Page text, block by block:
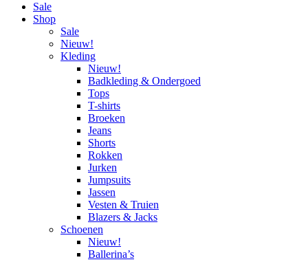
Sale
Shop
Sale
Nieuw!
Kleding
Nieuw!
Badkleding & Ondergoed
Tops
T-shirts
Broeken
Jeans
Shorts
Rokken
Jurken
Jumpsuits
Jassen
Vesten & Truien
Blazers & Jacks
Schoenen
Nieuw!
Ballerina’s